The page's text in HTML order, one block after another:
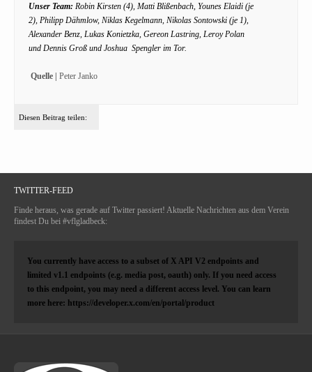
Unser Team: Robin Kirsten (4), Matti Blißenbach, Younes Elaidi (je
2), Philipp Dähmlow, Niklas Kegelmann, Nikolas Sontowski (je 1),
Alexander Benz, Lukas Konietzka, Gereon Lastring, Leroy Polan
und Dennis Groß und Joshua Spengler im Tor.
Quelle | Peter Janko
Diesen Beitrag teilen:
TWITTER-FEED
Finde heraus, was gerade auf Twitter passiert! Aktuelle Nachrichten aus dem Verein
findest Du bei #vflgladbeck:
You currently have access to a subset of X API V2 endpoints and
limited v1.1 endpoints (e.g. media post, oauth) only. If you need access
to this endpoint, you may need a different access level. You can learn
more here: https://developer.x.com/en/portal/product